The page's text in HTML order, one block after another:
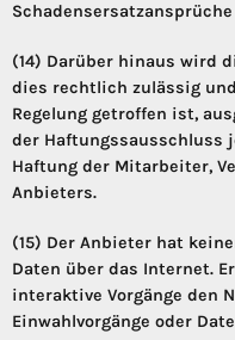
(14) Darüber hinaus wird
dies rechtlich zulässig
Regelung getroffen ist,
der Haftungssausschluss
Haftung der Mitarbeiter,
Anbieters.
(15) Der Anbieter hat
Daten über das Internet.
interaktive Vorgänge den
Einwahlvorgänge oder